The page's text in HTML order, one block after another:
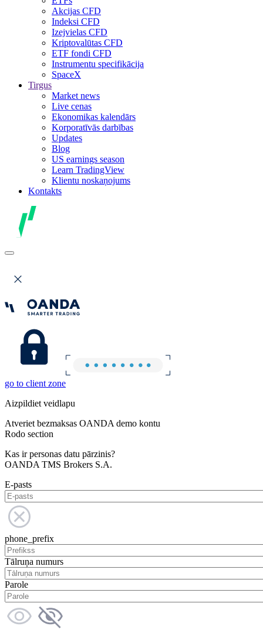
Akcijas CFD
Indeksi CFD
Izejvielas CFD
Kriptovalūtas CFD
ETF fondi CFD
Instrumentu specifikācija
SpaceX
Tirgus
Market news
Live cenas
Ekonomikas kalendārs
Korporatīvās darbības
Updates
Blog
US earnings season
Learn TradingView
Klientu noskaņojums
Kontakts
go to client zone
Aizpildiet veidlapu
Atveriet bezmaksas OANDA demo kontu
Rodo section
Kas ir personas datu pārzinis?
OANDA TMS Brokers S.A.
E-pasts
phone_prefix
Tālruņa numurs
Parole